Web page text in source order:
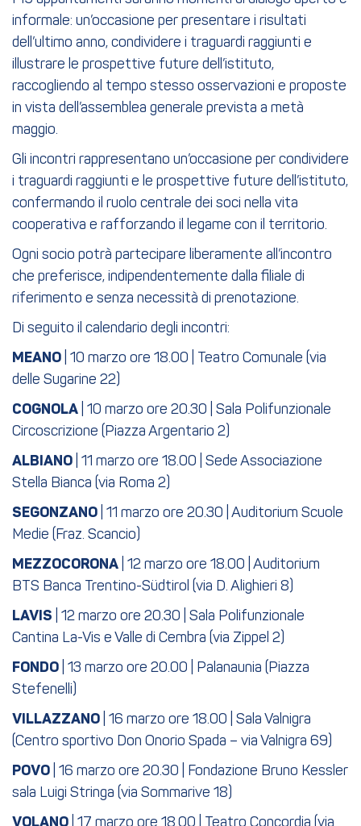
informale: un’occasione per presentare i risultati
dell’ultimo anno, condividere i traguardi raggiunti e
illustrare le prospettive future dell’istituto,
raccogliendo al tempo stesso osservazioni e proposte
in vista dell’assemblea generale prevista a metà
maggio.
Gli incontri rappresentano un’occasione per condividere
i traguardi raggiunti e le prospettive future dell’istituto,
confermando il ruolo centrale dei soci nella vita
cooperativa e rafforzando il legame con il territorio.
Ogni socio potrà partecipare liberamente all’incontro
che preferisce, indipendentemente dalla filiale di
riferimento e senza necessità di prenotazione.
Di seguito il calendario degli incontri:
MEANO | 10 marzo ore 18.00 | Teatro Comunale (via
delle Sugarine 22)
COGNOLA | 10 marzo ore 20.30 | Sala Polifunzionale
Circoscrizione (Piazza Argentario 2)
ALBIANO | 11 marzo ore 18.00 | Sede Associazione
Stella Bianca (via Roma 2)
SEGONZANO | 11 marzo ore 20.30 | Auditorium Scuole
Medie (Fraz. Scancio)
MEZZOCORONA | 12 marzo ore 18.00 | Auditorium
BTS Banca Trentino-Südtirol (via D. Alighieri 8)
LAVIS | 12 marzo ore 20.30 | Sala Polifunzionale
Cantina La-Vis e Valle di Cembra (via Zippel 2)
FONDO | 13 marzo ore 20.00 | Palanaunia (Piazza
Stefenelli)
VILLAZZANO | 16 marzo ore 18.00 | Sala Valnigra
(Centro sportivo Don Onorio Spada – via Valnigra 69)
POVO | 16 marzo ore 20.30 | Fondazione Bruno Kessler
sala Luigi Stringa (via Sommarive 18)
VOLANO | 17 marzo ore 18.00 | Teatro Concordia (via